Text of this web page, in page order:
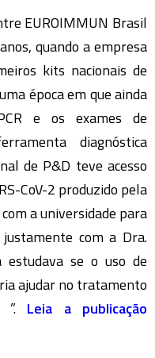
EUROIMMUN Brasil
quando a empresa
kits nacionais de
época em que ainda
e os exames de
diagnóstica
de P&D teve acesso
CoV-2 produzido pela
a universidade para
com a Dra.
estudava se o uso de
ajudar no tratamento
”. Leia a publicação